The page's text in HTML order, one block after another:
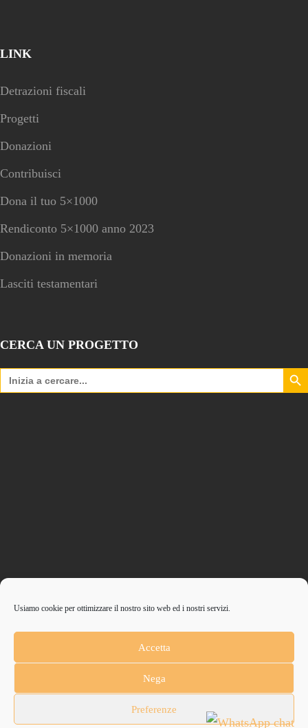
Usiamo cookie per ottimizzare il nostro sito web ed i nostri servizi.
Accetta
Nega
Preferenze
LINK
Detrazioni fiscali
Progetti
Donazioni
Contribuisci
Dona il tuo 5×1000
Rendiconto 5×1000 anno 2023
Donazioni in memoria
Lasciti testamentari
CERCA UN PROGETTO
Search
for:
Search
Fondazione Don Orione Ente Filantropico | Partita IVA / COD Fiscale
97302630583
ANCHE
Anche un piccolo aiuto può fare una grande differenza